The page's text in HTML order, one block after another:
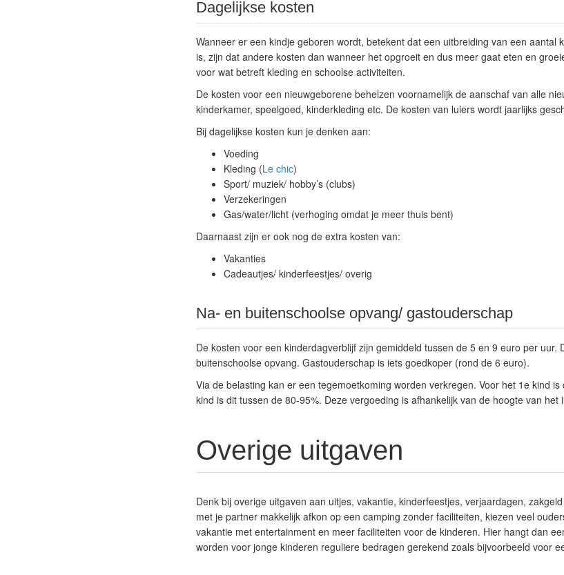
Dagelijkse kosten
Wanneer er een kindje geboren wordt, betekent dat een uitbreiding van een aantal
is, zijn dat andere kosten dan wanneer het opgroeit en dus meer gaat eten en
voor wat betreft kleding en schoolse activiteiten.
De kosten voor een nieuwgeborene behelzen voornamelijk de aanschaf van alle
kinderkamer, speelgoed, kinderkleding etc. De kosten van luiers wordt jaarlijks
Bij dagelijkse kosten kun je denken aan:
Voeding
Kleding (Le chic)
Sport/ muziek/ hobby’s (clubs)
Verzekeringen
Gas/water/licht (verhoging omdat je meer thuis bent)
Daarnaast zijn er ook nog de extra kosten van:
Vakanties
Cadeautjes/ kinderfeestjes/ overig
Na- en buitenschoolse opvang/ gastouderschap
De kosten voor een kinderdagverblijf zijn gemiddeld tussen de 5 en 9 euro per uur.
buitenschoolse opvang. Gastouderschap is iets goedkoper (rond de 6 euro).
Via de belasting kan er een tegemoetkoming worden verkregen. Voor het 1e kind
kind is dit tussen de 80-95%. Deze vergoeding is afhankelijk van de hoogte van het
Overige uitgaven
Denk bij overige uitgaven aan uitjes, vakantie, kinderfeestjes, verjaardagen,
met je partner makkelijk afkon op een camping zonder faciliteiten, kiezen veel
vakantie met entertainment en meer faciliteiten voor de kinderen. Hier hangt dan
worden voor jonge kinderen reguliere bedragen gerekend zoals bijvoorbeeld voor